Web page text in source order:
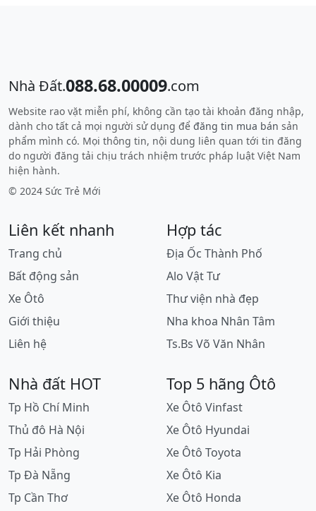
Nhà Đất.088.68.00009.com
Website rao vặt miễn phí, không cần tạo tài khoản đăng nhập,
dành cho tất cả mọi người sử dụng để đăng tin mua bán sản
phẩm mình có. Mọi thông tin, nội dung liên quan tới tin đăng
do người đăng tải chịu trách nhiệm trước pháp luật Việt Nam
hiện hành.
© 2024 Sức Trẻ Mới
Liên kết nhanh
Trang chủ
Bất động sản
Xe Ôtô
Giới thiệu
Liên hệ
Hợp tác
Địa Ốc Thành Phố
Alo Vật Tư
Thư viện nhà đẹp
Nha khoa Nhân Tâm
Ts.Bs Võ Văn Nhân
Nhà đất HOT
Tp Hồ Chí Minh
Thủ đô Hà Nội
Tp Hải Phòng
Tp Đà Nẵng
Tp Cần Thơ
Top 5 hãng Ôtô
Xe Ôtô Vinfast
Xe Ôtô Hyundai
Xe Ôtô Toyota
Xe Ôtô Kia
Xe Ôtô Honda